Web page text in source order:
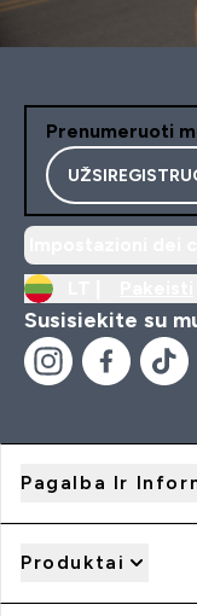
Prenumeruoti
Susisiekite su
Pagalba Ir
Produktai